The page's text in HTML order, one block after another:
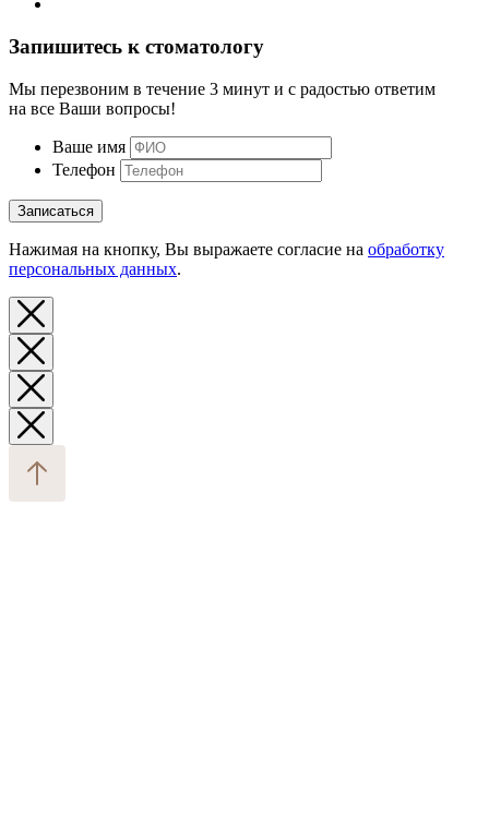
Запишитесь к стоматологу
Мы перезвоним в течение 3 минут и с радостью ответим
на все Ваши вопросы!
Ваше имя
Телефон
Записаться
Нажимая на кнопку, Вы выражаете согласие на обработку
персональных данных.